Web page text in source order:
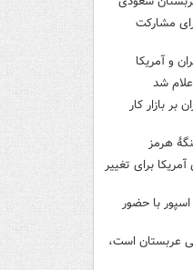
مشارکت
و آمریکا
شد
بر بازار کار
هرمز
برای تغییر
با حضور
عربستان است،